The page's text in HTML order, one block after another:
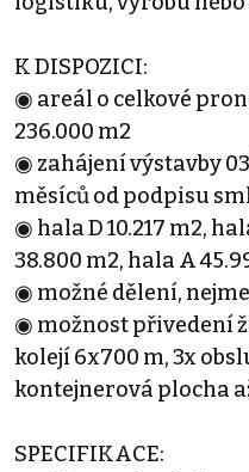
K DISPOZICI:
◉ areál o celkové
236.000 m2
◉ zahájení výstavby
měsíců od podpisu
◉ hala D 10.217 m2,
38.800 m2, hala A
◉ možné dělení,
◉ možnost přivedení
kolejí 6x700 m, 3x
kontejnerová plocha
SPECIFIKACE: